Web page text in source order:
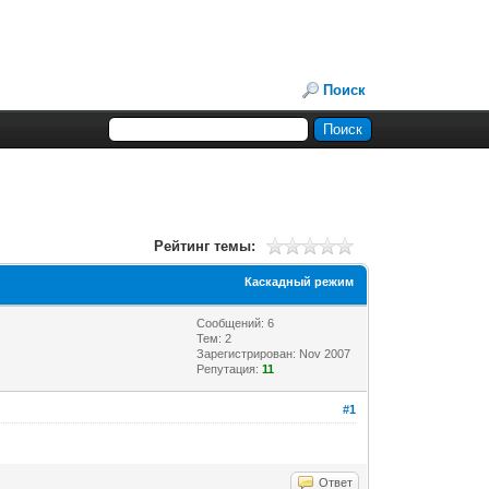
Поиск
Рейтинг темы:
Каскадный режим
Сообщений: 6
Тем: 2
Зарегистрирован: Nov 2007
Репутация:11
#1
Ответ